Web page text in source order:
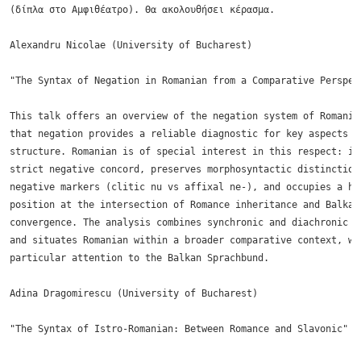
(δίπλα στο Αμφιθέατρο). Θα ακολουθήσει κέρασμα.
Alexandru Nicolae (University of Bucharest)
"The Syntax of Negation in Romanian from a Comparative
This talk offers an overview of the negation system of
that negation provides a reliable diagnostic for key aspects
structure. Romanian is of special interest in this respect: it
strict negative concord, preserves morphosyntactic distinctions
negative markers (clitic nu vs affixal ne-), and occupies a
position at the intersection of Romance inheritance and
convergence. The analysis combines synchronic and diachronic
and situates Romanian within a broader comparative context,
particular attention to the Balkan Sprachbund.
Adina Dragomirescu (University of Bucharest)
"The Syntax of Istro-Romanian: Between Romance and Slavonic"